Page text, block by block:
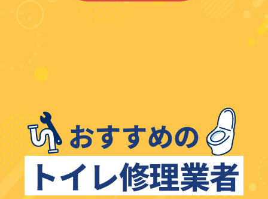
おすすめの
トイレ修理業者